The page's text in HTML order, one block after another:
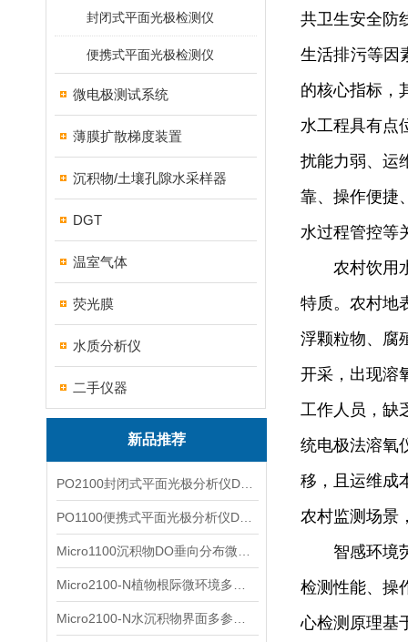
封闭式平面光极检测仪
便携式平面光极检测仪
微电极测试系统
薄膜扩散梯度装置
沉积物/土壤孔隙水采样器
DGT
温室气体
荧光膜
水质分析仪
二手仪器
新品推荐
共卫生安全防
生活排污等因
的核心指标，
水工程具有点
扰能力弱、运
靠、操作便捷
水过程管控等
农村饮用
特质。农村地
浮颗粒物、腐
开采，出现溶
工作人员，缺
统电极法溶氧
移，且运维成
农村监测场景
智感环境
检测性能、操
心检测原理基